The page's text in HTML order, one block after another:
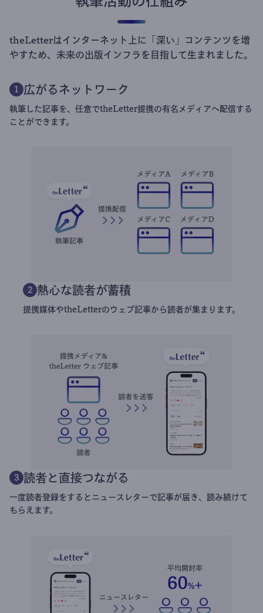
theLetterはインターネット上に「深い」コンテンツを増
やすため、未来の出版インフラを目指して生まれました。
1 広がるネットワーク
執筆した記事を、任意でtheLetter提携の有名メディアへ配信する
ことができます。
2 熱心な読者が蓄積
提携媒体やtheLetterのウェブ記事から読者が集まります。
3 読者と直接つながる
一度読者登録をするとニュースレターで記事が届き、読み続けて
もらえます。